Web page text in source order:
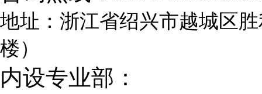
地址：浙江省绍兴市越城区
楼）
内设专业部：